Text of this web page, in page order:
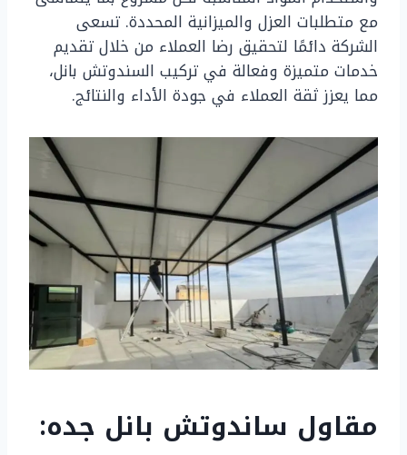
مع متطلبات العزل والميزانية المحددة. تسعى
الشركة دائمًا لتحقيق رضا العملاء من خلال تقديم
خدمات متميزة وفعالة في تركيب السندوتش بانل،
مما يعزز ثقة العملاء في جودة الأداء والنتائج.
مقاول ساندوتش بانل جده: